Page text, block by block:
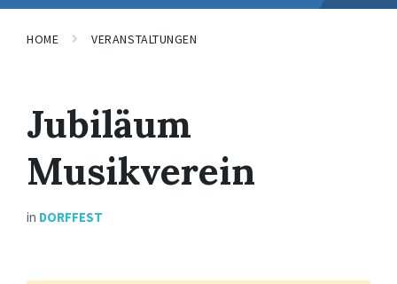
HOME VERANSTALTUNGEN
Jubiläum
Musikverein
in DORFFEST